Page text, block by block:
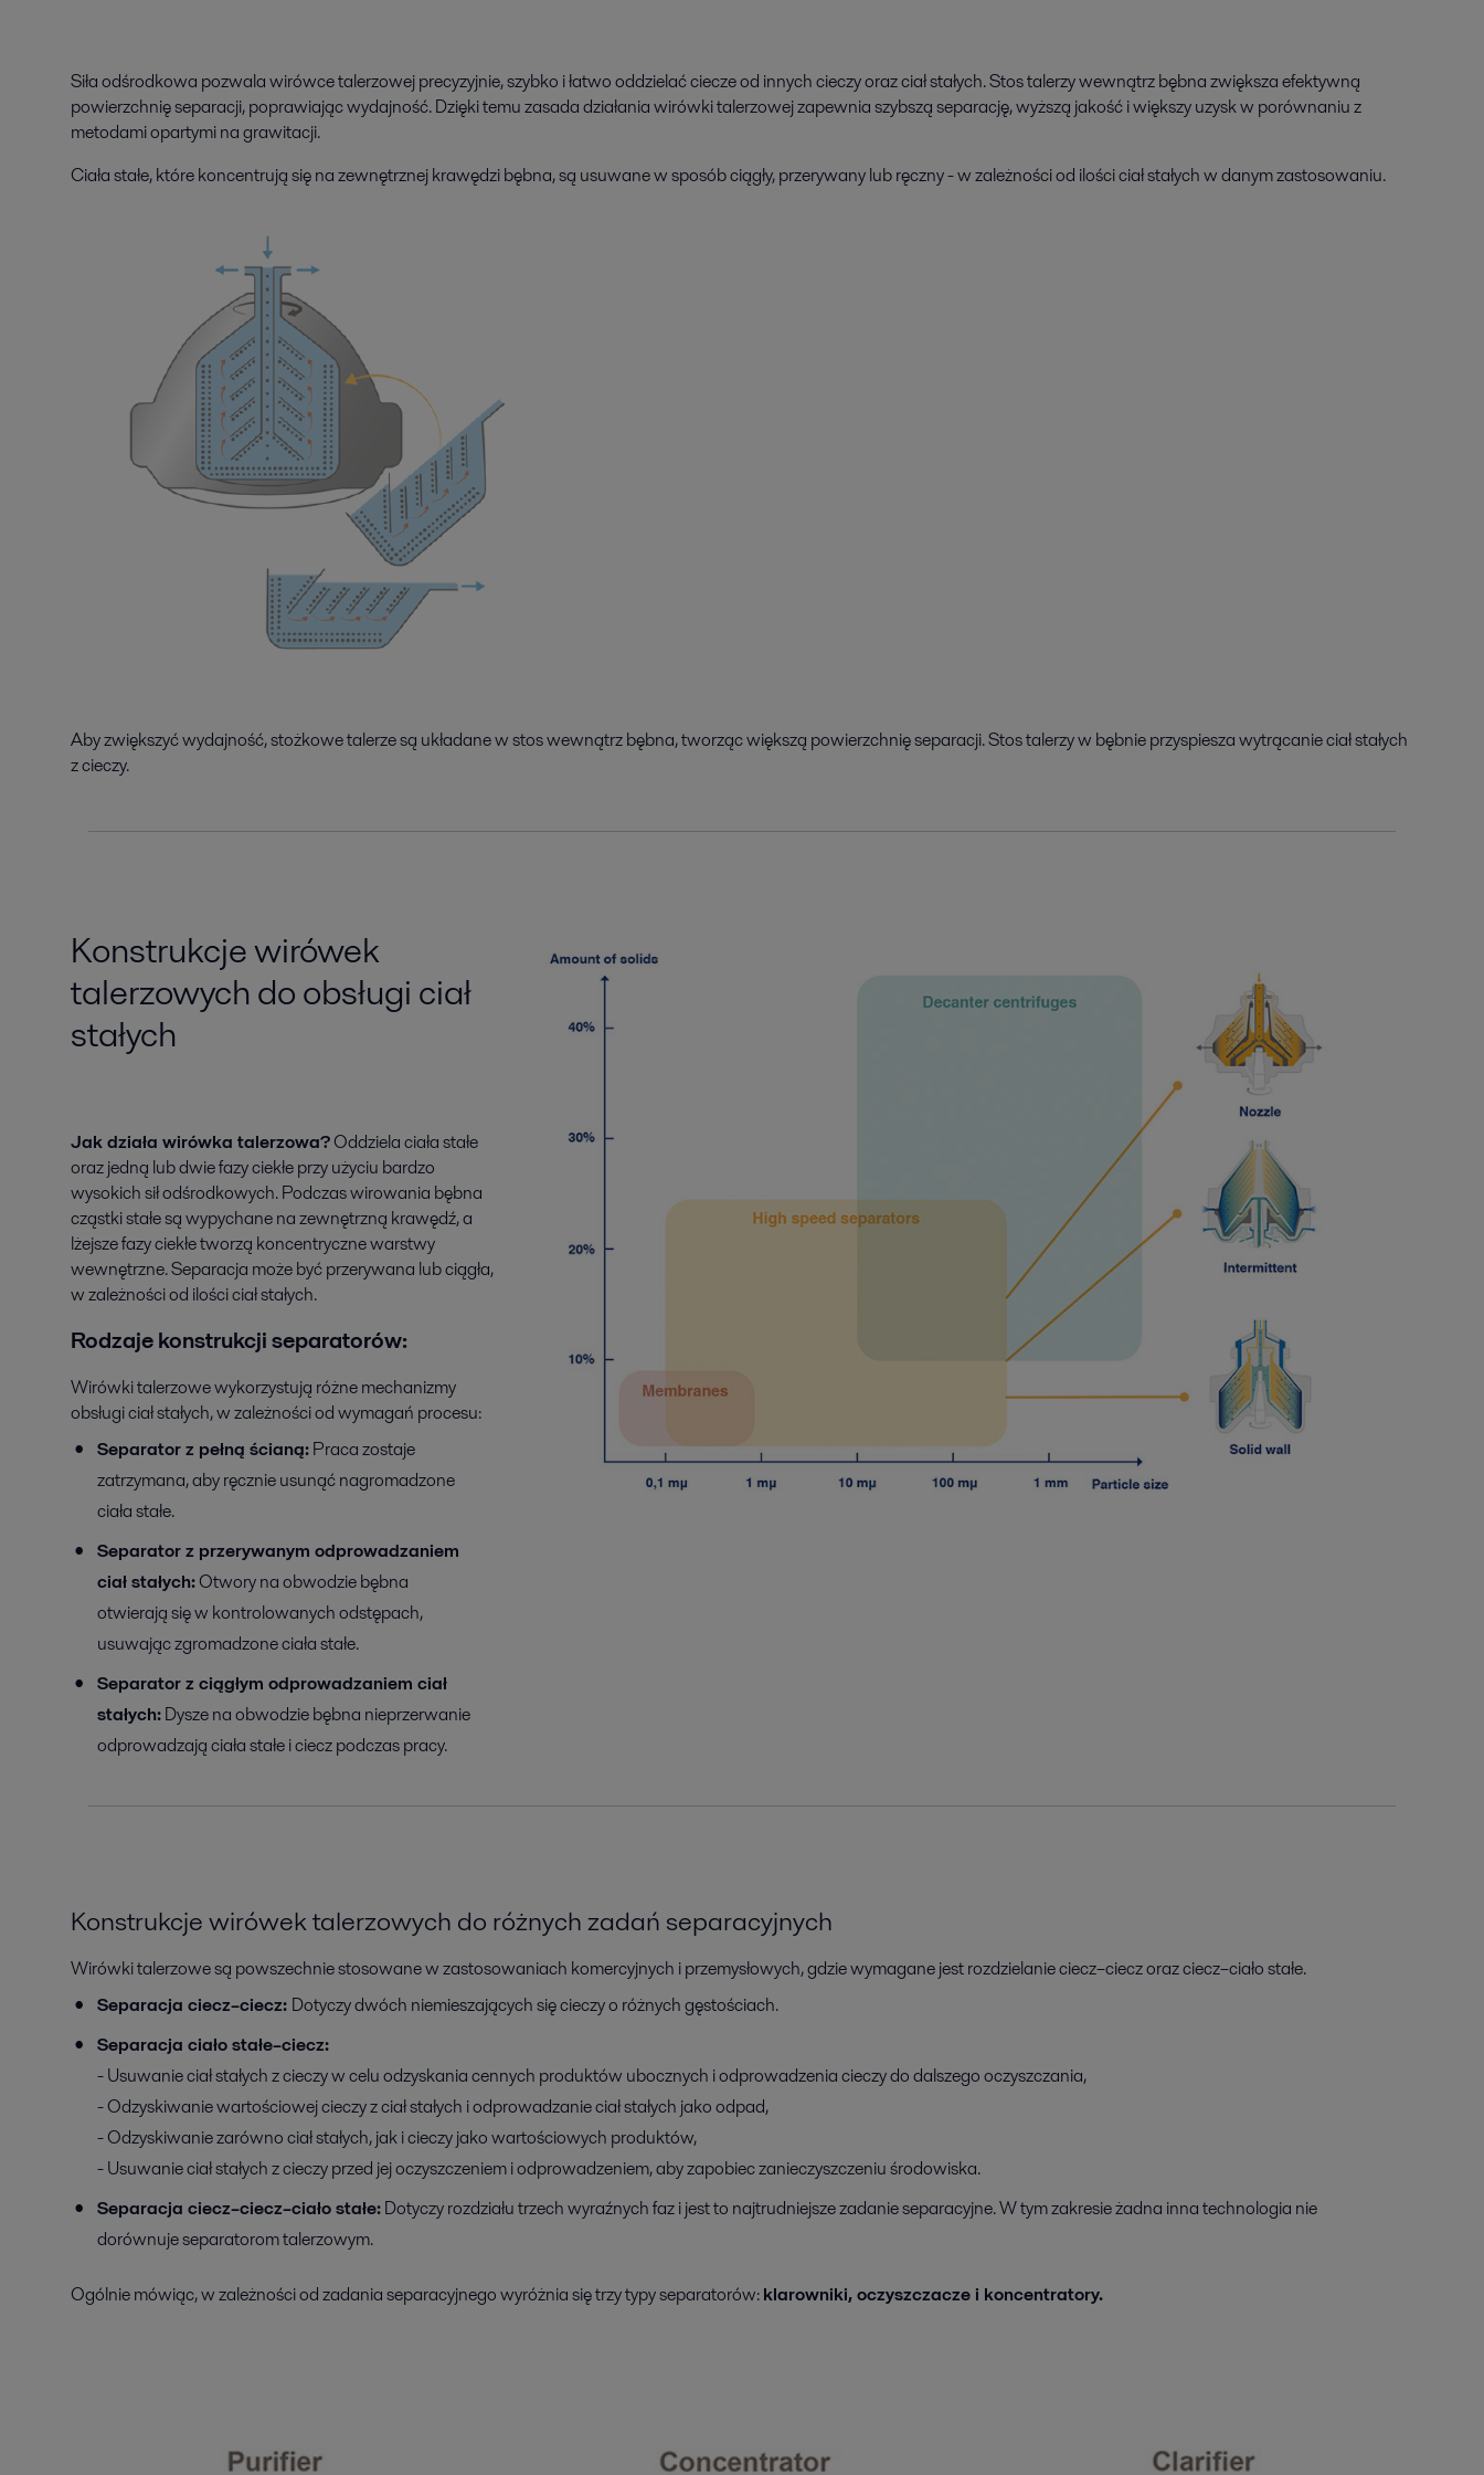
Siła odśrodkowa pozwala wirówce talerzowej precyzyjnie, szybko i łatwo oddzielać ciecze od innych cieczy oraz ciał stałych. Stos talerzy wewnątrz bębna zwiększa efektywną
powierzchnię separacji, poprawiając wydajność. Dzięki temu zasada działania wirówki talerzowej zapewnia szybszą separację, wyższą jakość i większy uzysk w porównaniu z
metodami opartymi na grawitacji.
Ciała stałe, które koncentrują się na zewnętrznej krawędzi bębna, są usuwane w sposób ciągły, przerywany lub ręczny - w zależności od ilości ciał stałych w danym zastosowaniu.
Aby zwiększyć wydajność, stożkowe talerze są układane w stos wewnątrz bębna, tworząc większą powierzchnię separacji. Stos talerzy w bębnie przyspiesza wytrącanie ciał stałych
z cieczy.
Konstrukcje wirówek
talerzowych do obsługi ciał
stałych
Jak działa wirówka talerzowa?Oddziela ciała stałe
oraz jedną lub dwie fazy ciekłe przy użyciu bardzo
wysokich sił odśrodkowych. Podczas wirowania bębna
cząstki stałe są wypychane na zewnętrzną krawędź, a
lżejsze fazy ciekłe tworzą koncentryczne warstwy
wewnętrzne. Separacja może być przerywana lub ciągła,
w zależności od ilości ciał stałych.
Rodzaje konstrukcji separatorów:
Wirówki talerzowe wykorzystują różne mechanizmy
obsługi ciał stałych, w zależności od wymagań procesu:
Separator z pełną ścianą:Praca zostaje
zatrzymana, aby ręcznie usunąć nagromadzone
ciała stałe.
Separator z przerywanym odprowadzaniem
ciał stałych:Otwory na obwodzie bębna
otwierają się w kontrolowanych odstępach,
usuwając zgromadzone ciała stałe.
Separator z ciągłym odprowadzaniem ciał
stałych:Dysze na obwodzie bębna nieprzerwanie
odprowadzają ciała stałe i ciecz podczas pracy.
Konstrukcje wirówek talerzowych do różnych zadań separacyjnych
Wirówki talerzowe są powszechnie stosowane w zastosowaniach komercyjnych i przemysłowych, gdzie wymagane jest rozdzielanie ciecz–ciecz oraz ciecz–ciało stałe.
Separacja ciecz–ciecz: Dotyczy dwóch niemieszających się cieczy o różnych gęstościach.
Separacja ciało stałe–ciecz:
- Usuwanie ciał stałych z cieczy w celu odzyskania cennych produktów ubocznych i odprowadzenia cieczy do dalszego oczyszczania,
- Odzyskiwanie wartościowej cieczy z ciał stałych i odprowadzanie ciał stałych jako odpad,
- Odzyskiwanie zarówno ciał stałych, jak i cieczy jako wartościowych produktów,
- Usuwanie ciał stałych z cieczy przed jej oczyszczeniem i odprowadzeniem, aby zapobiec zanieczyszczeniu środowiska.
Separacja ciecz–ciecz–ciało stałe:Dotyczy rozdziału trzech wyraźnych faz i jest to najtrudniejsze zadanie separacyjne. W tym zakresie żadna inna technologia nie
dorównuje separatorom talerzowym.
Ogólnie mówiąc, w zależności od zadania separacyjnego wyróżnia się trzy typy separatorów:klarowniki, oczyszczacze i koncentratory.